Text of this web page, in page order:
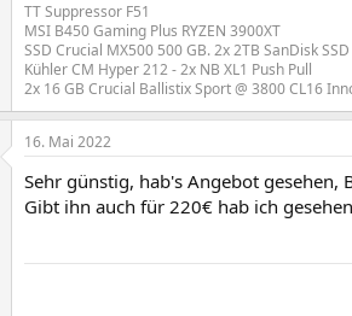
TT Suppressor F51
MSI B450 Gaming Plus RYZEN 3900XT
SSD Crucial MX500 500 GB. 2x 2TB SanDisk
Kühler CM Hyper 212 - 2x NB XL1 Push Pull
2x 16 GB Crucial Ballistix Sport @ 3800 CL16
16. Mai 2022
Sehr günstig, hab's Angebot gesehen,
Gibt ihn auch für 220€ hab ich